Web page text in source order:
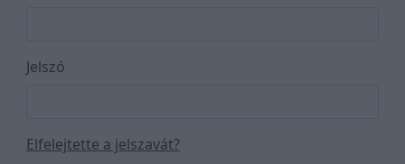
Jelszó
Elfelejtette a jelszavát?